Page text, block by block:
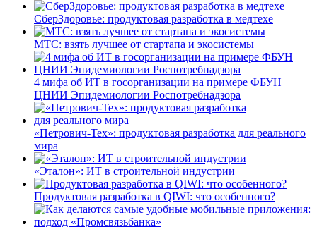
СберЗдоровье: продуктовая разработка в медтехе
МТС: взять лучшее от стартапа и экосистемы
4 мифа об ИТ в госорганизации на примере ФБУН
ЦНИИ Эпидемиологии Роспотребнадзора
«Петрович-Тех»: продуктовая разработка для реального
мира
«Эталон»: ИТ в строительной индустрии
Продуктовая разработка в QIWI: что особенного?